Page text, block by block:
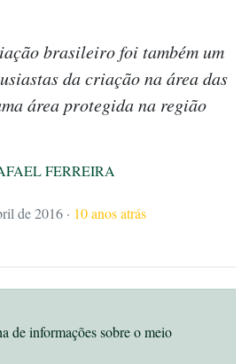
brasileiro foi também um
da criação na área das
área protegida na região
FERREIRA
de 2016 · 10 anos atrás
de informações sobre o meio